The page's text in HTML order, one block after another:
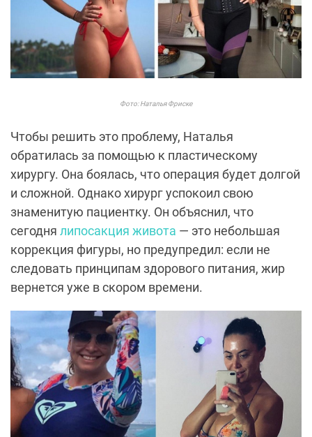
Фото: Наталья Фриске
Чтобы решить это проблему, Наталья
обратилась за помощью к пластическому
хирургу. Она боялась, что операция будет долгой
и сложной. Однако хирург успокоил свою
знаменитую пациентку. Он объяснил, что
сегодня липосакция живота — это небольшая
коррекция фигуры, но предупредил: если не
следовать принципам здорового питания, жир
вернется уже в скором времени.